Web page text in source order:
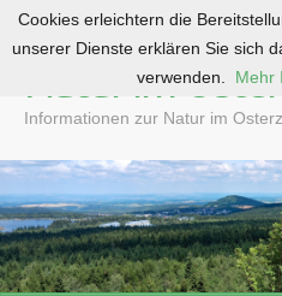
o
c
o
n
t
Natur im
Informationen zur Natur im
Cookies erleichtern die
unserer Dienste erklären Sie sich
verwenden.
Mehr